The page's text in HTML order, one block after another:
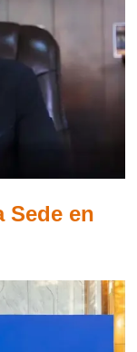
Sede en